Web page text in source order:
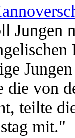
Jungen
die von
teilte
mit."